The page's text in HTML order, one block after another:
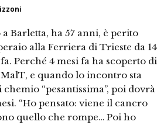
Barletta, ha 57 anni, è perito
alla Ferriera di Trieste da 14
Perché 4 mesi fa ha scoperto di
e quando lo incontro sta
“pesantissima”, poi dovrà
“Ho pensato: viene il cancro
quello che rompe… Poi ho